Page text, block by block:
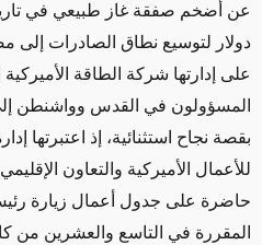
دولار لتوسيع نطاق الصادرات
على إدارتها شركة الطاقة
المسؤولون في القدس وواشنطن
بقصة نجاح استثنائية، إذ اعتبرتها
للأعمال الأميركية والتعاون
حاضرة على جدول أعمال زيارة رئيس
المقررة في التاسع والعشرين من